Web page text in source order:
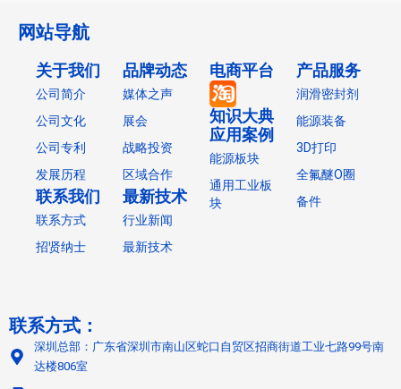
网站导航
关于我们
公司简介
公司文化
公司专利
发展历程
联系我们
联系方式
招贤纳士
品牌动态
媒体之声
展会
战略投资
区域合作
最新技术
行业新闻
最新技术
电商平台
知识大典
应用案例
能源板块
通用工业板
块
产品服务
润滑密封剂
能源装备
3D打印
全氟醚O圈
备件
联系方式：
深圳总部：广东省深圳市南山区蛇口自贸区招商街道工业七路99号南
达楼806室